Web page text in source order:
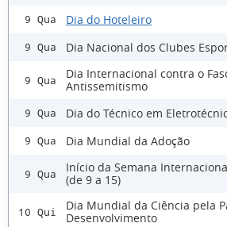
9 Qua Dia do Hoteleiro
9 Qua Dia Nacional dos Clubes
9 Qua
Dia Internacional contra o
Antissemitismo
9 Qua Dia do Técnico em
9 Qua Dia Mundial da Adoção
9 Qua
Início da Semana
(de 9 a 15)
10 Qui
Dia Mundial da Ciência pela
Desenvolvimento